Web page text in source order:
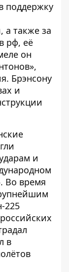
поддержку
а также за
рф, её
он
Брэнсону
и
и
Во время
225
в